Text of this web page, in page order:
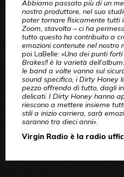
Abbiamo passato più di un
nostro produttore, nel suo
poter tornare fisicamente tutti
Zoom, stavolta – ci ha
tutto questo ha contribuito a
emozioni contenute nel nostro
poi LaBelle: «Uno dei punti forti
Brakes!! è la varietà
le band a volte vanno sul
sound specifico, i Dirty Honey
pezzo offrendo di tutto, dagli
delicati. I Dirty Honey hanno
riescono a mettere insieme
stili a inizio carriera, sarà
saranno tra dieci anni».
Virgin Radio è la radio